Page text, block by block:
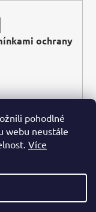
pohodlné
webu neustále
Více
ochrany